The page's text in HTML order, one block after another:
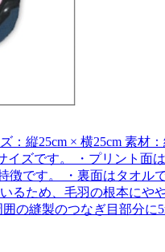
縦25cm × 横25cm 素
イズです。 ・プリント
です。 ・裏面はタオ
るため、毛羽の根本に
の縫製のつなぎ目部分